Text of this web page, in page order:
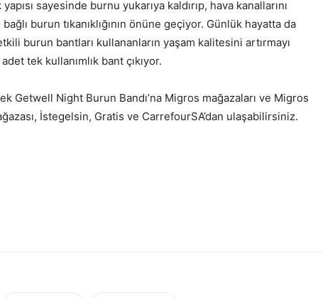
sayesinde burnu yukarıya kaldırıp, hava kanallarını
burun tıkanıklığının önüne geçiyor. Günlük hayatta da
burun bantları kullananların yaşam kalitesini artırmayı
tek kullanımlık bant çıkıyor.
Getwell Night Burun Bandı’na Migros mağazaları ve Migros
İstegelsin, Gratis ve CarrefourSA’dan ulaşabilirsiniz.